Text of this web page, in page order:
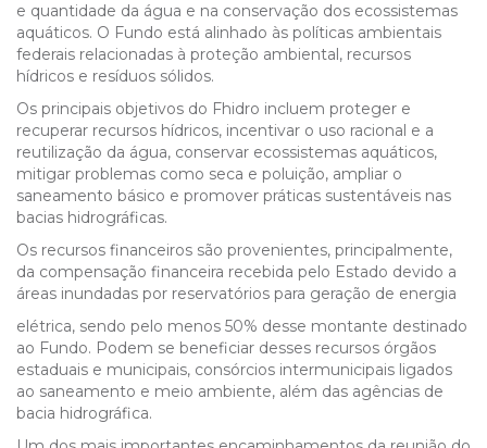
e quantidade da água e na conservação dos ecossistemas
aquáticos. O Fundo está alinhado às políticas ambientais
federais relacionadas à proteção ambiental, recursos
hídricos e resíduos sólidos.
Os principais objetivos do Fhidro incluem proteger e
recuperar recursos hídricos, incentivar o uso racional e a
reutilização da água, conservar ecossistemas aquáticos,
mitigar problemas como seca e poluição, ampliar o
saneamento básico e promover práticas sustentáveis nas
bacias hidrográficas.
Os recursos financeiros são provenientes, principalmente,
da compensação financeira recebida pelo Estado devido a
áreas inundadas por reservatórios para geração de energia
elétrica, sendo pelo menos 50% desse montante destinado
ao Fundo. Podem se beneficiar desses recursos órgãos
estaduais e municipais, consórcios intermunicipais ligados
ao saneamento e meio ambiente, além das agências de
bacia hidrográfica.